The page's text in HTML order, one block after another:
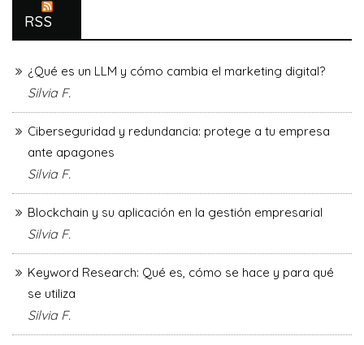
RSS
¿Qué es un LLM y cómo cambia el marketing digital?
Silvia F.
Ciberseguridad y redundancia: protege a tu empresa
ante apagones
Silvia F.
Blockchain y su aplicación en la gestión empresarial
Silvia F.
Keyword Research: Qué es, cómo se hace y para qué
se utiliza
Silvia F.